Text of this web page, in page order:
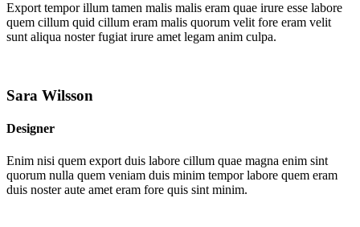
Export tempor illum tamen malis malis eram quae irure esse labore
quem cillum quid cillum eram malis quorum velit fore eram velit
sunt aliqua noster fugiat irure amet legam anim culpa.
Sara Wilsson
Designer
Enim nisi quem export duis labore cillum quae magna enim sint
quorum nulla quem veniam duis minim tempor labore quem eram
duis noster aute amet eram fore quis sint minim.